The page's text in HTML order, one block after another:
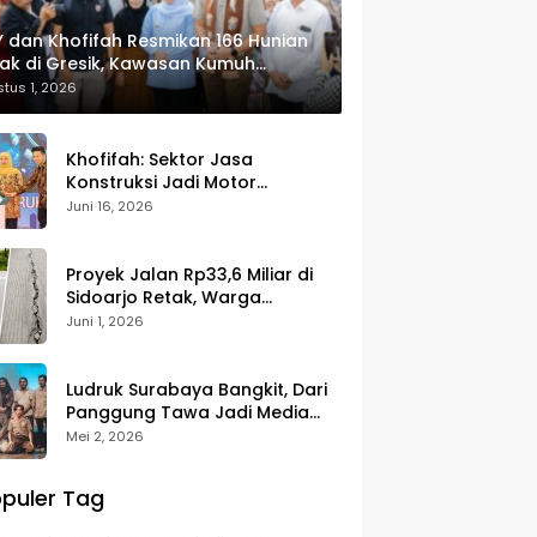
dan Khofifah Resmikan 166 Hunian
di Gresik, Kawasan Kumuh
Jadi Lingkungan ASRI
1, 2026
Khofifah: Sektor Jasa
Konstruksi Jadi Motor
Pertumbuhan Ekonomi dan
Juni 16, 2026
Proyek Jalan Rp33,6 Miliar di
Sidoarjo Retak, Warga
Pertanyakan Kualitas
Juni 1, 2026
Ludruk Surabaya Bangkit, Dari
Panggung Tawa Jadi Media
Kritik Sosial
Mei 2, 2026
Tag